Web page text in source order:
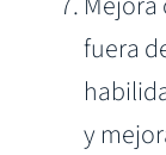
fuera
y